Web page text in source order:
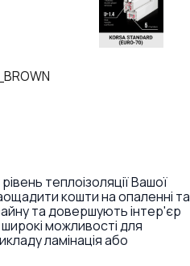
теплоізоляції Вашої
кошти на опаленні та
та довершують інтер'єр
можливості для
ламінація або